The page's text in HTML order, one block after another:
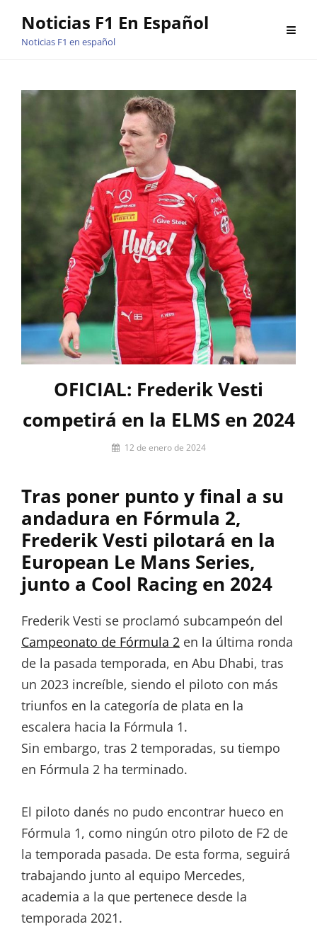
Noticias F1 En Español
Noticias F1 en español
OFICIAL: Frederik Vesti
competirá en la ELMS en 2024
Por 12 de enero de 2024
Tras poner punto y final a su
andadura en Fórmula 2,
Frederik Vesti pilotará en la
European Le Mans Series,
junto a Cool Racing en 2024
Frederik Vesti se proclamó subcampeón del
Campeonato de Fórmula 2 en la última ronda
de la pasada temporada, en Abu Dhabi, tras
un 2023 increíble, siendo el piloto con más
triunfos en la categoría de plata en la
escalera hacia la Fórmula 1.
Sin embargo, tras 2 temporadas, su tiempo
en Fórmula 2 ha terminado.
El piloto danés no pudo encontrar hueco en
Fórmula 1, como ningún otro piloto de F2 de
la temporada pasada. De esta forma, seguirá
trabajando junto al equipo Mercedes,
academia a la que pertenece desde la
temporada 2021.